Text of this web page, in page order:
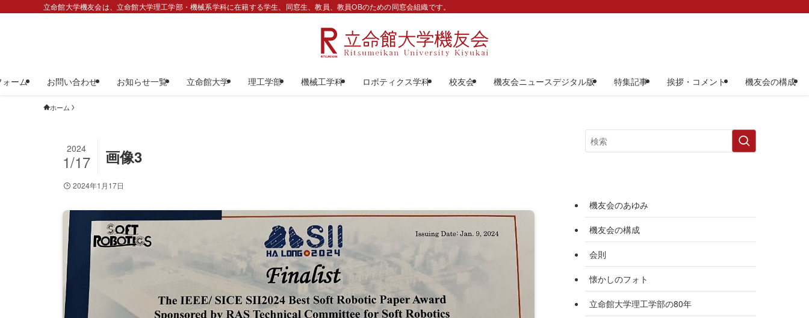
立命館大学機友会は、立命館大学理工学部・機械系学科に在籍する学生、同窓生、教員、教員OBのための同窓会組織です。
ーム お問い合わせ お知らせ一覧 立命館大学 理工学部 機械工学科 ロボティクス学科 校友会 機友会ニュースデジタル版 特集記事 挨拶・コメント 機友会の構成
ホーム
画像3
2024
1/17
2024年1月17日
機友会のあゆみ
機友会の構成
会則
懐かしのフォト
立命館大学理工学部の80年